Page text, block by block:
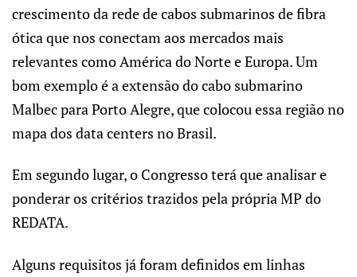
crescimento da rede de cabos submarinos de fibra
ótica que nos conectam aos mercados mais
relevantes como América do Norte e Europa. Um
bom exemplo é a extensão do cabo submarino
Malbec para Porto Alegre, que colocou essa região no
mapa dos data centers no Brasil.
Em segundo lugar, o Congresso terá que analisar e
ponderar os critérios trazidos pela própria MP do
REDATA.
Alguns requisitos já foram definidos em linhas